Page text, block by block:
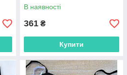
В наявності
361 ₴
Купити